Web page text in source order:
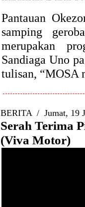
Pantauan
samping
merupakan
Sandiaga Uno
tulisan, “MOSA
BERITA / Jumat, 19
Serah Terima
(Viva Motor)